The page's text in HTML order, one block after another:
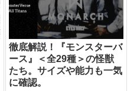
始まり、時系列/参加する作品を
段階分けして、2020年時点では
インフィニティ・サーガと呼ば
れるフェーズ1〜3までが終了し
ています。
徹底解説！『モンスターバ
ース』＜全29種＞の怪獣
たち。サイズや能力も一気
に確認。